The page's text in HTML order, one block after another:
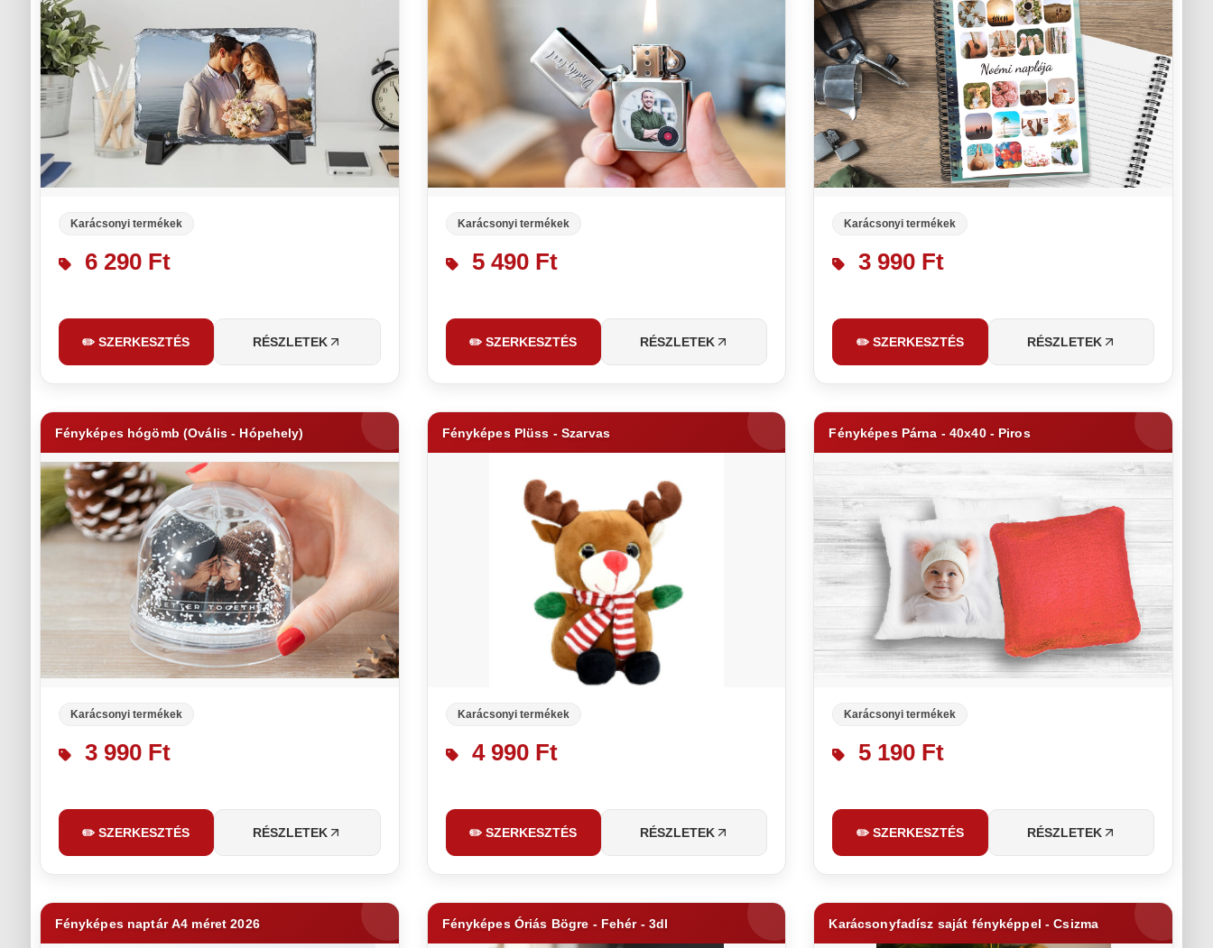
Karácsonyi termékek
6 290 Ft
✏️ SZERKESZTÉS RÉSZLETEK
Karácsonyi termékek
5 490 Ft
✏️ SZERKESZTÉS RÉSZLETEK
Karácsonyi termékek
3 990 Ft
✏️ SZERKESZTÉS RÉSZLETEK
Fényképes hógömb (Ovális - Hópehely)
Karácsonyi termékek
3 990 Ft
✏️ SZERKESZTÉS RÉSZLETEK
Fényképes Plüss - Szarvas
Karácsonyi termékek
4 990 Ft
✏️ SZERKESZTÉS RÉSZLETEK
Fényképes Párna - 40x40 - Piros
Karácsonyi termékek
5 190 Ft
✏️ SZERKESZTÉS RÉSZLETEK
Fényképes naptár A4 méret 2026 Fényképes Óriás Bögre - Fehér - 3dl Karácsonyfadísz saját fényképpel - Csizma